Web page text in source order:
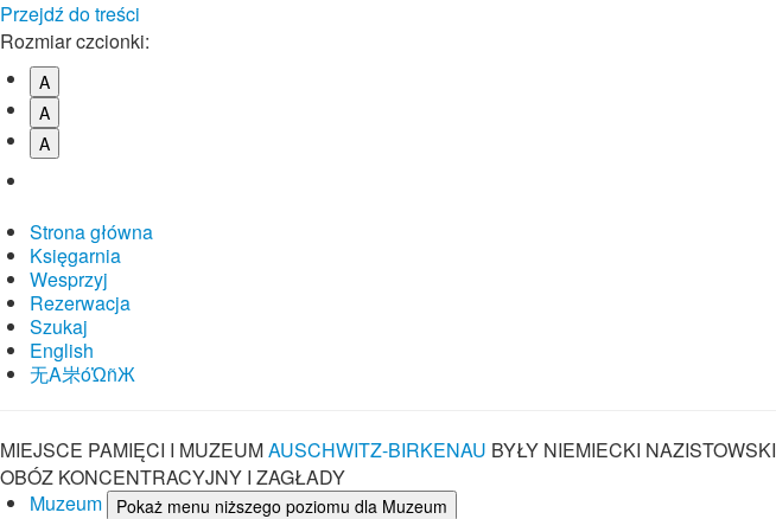
Przejdź do treści
Rozmiar czcionki:
A
A
A
Strona główna
Księgarnia
Wesprzyj
Rezerwacja
Szukaj
English
⽆A㞸óὨñЖ
MIEJSCE PAMIĘCI I MUZEUMAUSCHWITZ-BIRKENAU BYŁY NIEMIECKI NAZISTOWSKI
OBÓZ KONCENTRACYJNY I ZAGŁADY
Muzeum
Pokaż menu niższego poziomu dla Muzeum